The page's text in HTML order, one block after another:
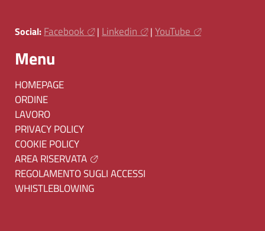
Social: Facebook | Linkedin | YouTube
Menu
HOMEPAGE
ORDINE
LAVORO
PRIVACY POLICY
COOKIE POLICY
AREA RISERVATA
REGOLAMENTO SUGLI ACCESSI
WHISTLEBLOWING